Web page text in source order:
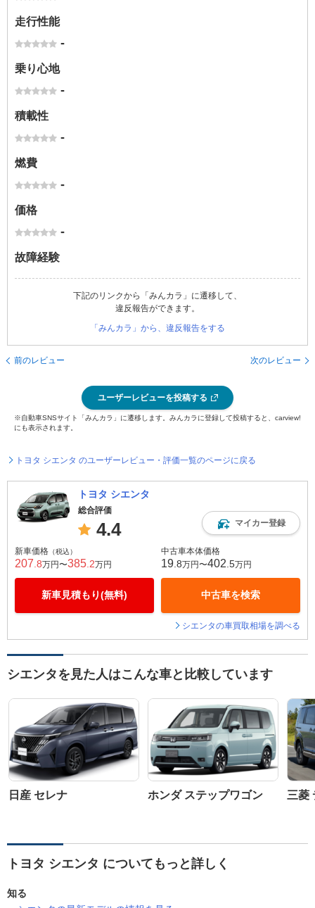
走行性能
-
乗り心地
-
積載性
-
燃費
-
価格
-
故障経験
下記のリンクから「みんカラ」に遷移して、
違反報告ができます。
「みんカラ」から、違反報告をする
前のレビュー 次のレビュー
ユーザーレビューを投稿する
※自動車SNSサイト「みんカラ」に遷移します。みんカラに登録して投稿すると、carview!
にも表示されます。
トヨタ シエンタ のユーザーレビュー・評価一覧のページに戻る
トヨタ シエンタ
総合評価
4.4 マイカー登録
新車価格 （税込）
207 .8万円〜385 .2万円
新車見積もり(無料)
中古車本体価格
19 .8万円〜402 .5万円
中古車を検索
シエンタの車買取相場を調べる
シエンタを見た人はこんな車と比較しています
日産 セレナ ホンダ ステップワゴン 三菱
トヨタ シエンタ についてもっと詳しく
知る